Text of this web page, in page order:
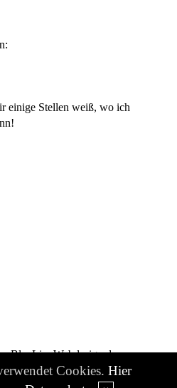
einige Stellen weiß, wo ich
BlueLionWebdesign.de
Cookies. Hier